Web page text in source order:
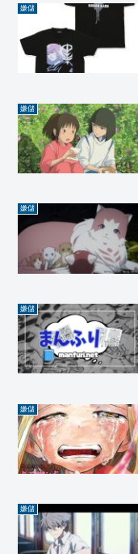
嫌儲
嫌儲
嫌儲
嫌儲
嫌儲
嫌儲